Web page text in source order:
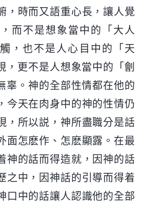
，時而又語重心長，讓人覺
而不是想象當中的「大人
，也不是人心目中的「天
更不是人想象當中的「劊
。神的全部性情都在他的
今天在肉身中的神的性情仍
，所以説，神所盡職分是話
面怎麽作、怎麽顯露。在最
神的話而得造就，因神的話
之中，因神話的引導而得着
口中的話讓人認識他的全部